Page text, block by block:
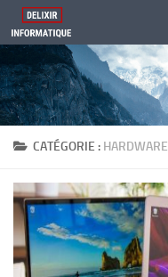
Skip to content
CATÉGORIE : HARDWARE